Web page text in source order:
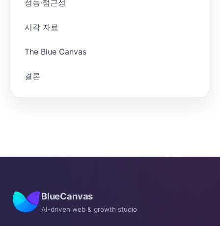
성능·접근성
시각 자료
The Blue Canvas
결론
BlueCanvas
AI-driven web & growth studio